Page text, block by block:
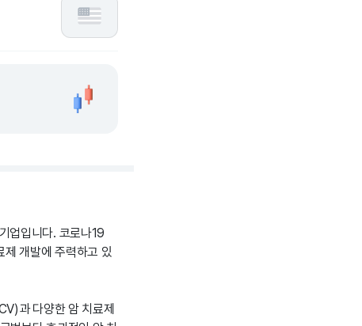
업입니다. 코로나19
제 개발에 주력하고 있
과 다양한 암 치료제